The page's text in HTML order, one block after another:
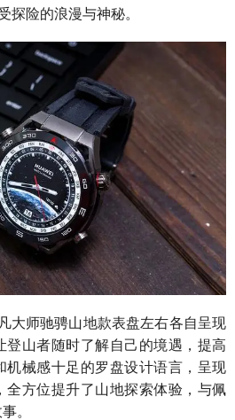
探险的浪漫与神秘。
大师驰骋山地款表盘左右各自呈现
登山者随时了解自己的境遇，提高
机械感十足的罗盘设计语言，呈现
全方位提升了山地探索体验，与佩
。